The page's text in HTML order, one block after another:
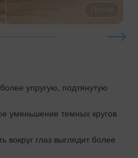
упругую, подтянутую
уменьшение темных кругов
вокруг глаз выглядит более